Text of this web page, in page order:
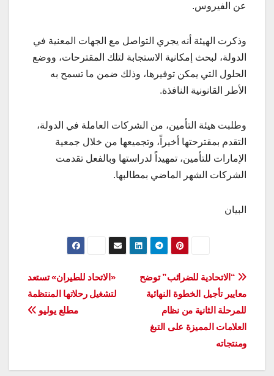
عن الفيروس.
وذكرت الهيئة أنه يجري التواصل مع الجهات المعنية في
الدولة، لبحث إمكانية الاستجابة لتلك المقترحات، ووضع
الحلول التي يمكن توفيرها، وذلك ضمن ما تسمح به
الأطر القانونية النافذة.
وطلبت هيئة التأمين، من الشركات العاملة في الدولة،
التقدم بمقترحتها أخيراً، وتجميعها من خلال جمعية
الإمارات للتأمين، تمهيداً لدراستها وبالفعل تقدمت
الشركات الشهر الماضي بمطالبها.
البيان
تصفّح
المقالات
«الاتحاد للطيران» تستعد
لتشغيل رحلاتها المنتظمة
مطلع يوليو
“الاتحادية للضرائب” توضح
معايير تأجيل الخطوة النهائية
للمرحلة الثانية من نظام
العلامات المميزة على التبغ
ومنتجاته